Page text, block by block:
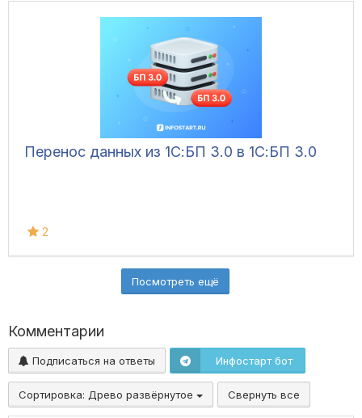
Перенос данных из 1С:БП 3.0 в 1С:БП 3.0
2
Посмотреть ещё
Комментарии
Подписаться на ответы Инфостарт бот
Сортировка: Древо развёрнутое Свернуть все